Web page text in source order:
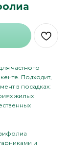
частного
Подходит,
в посадках:
жилых
и